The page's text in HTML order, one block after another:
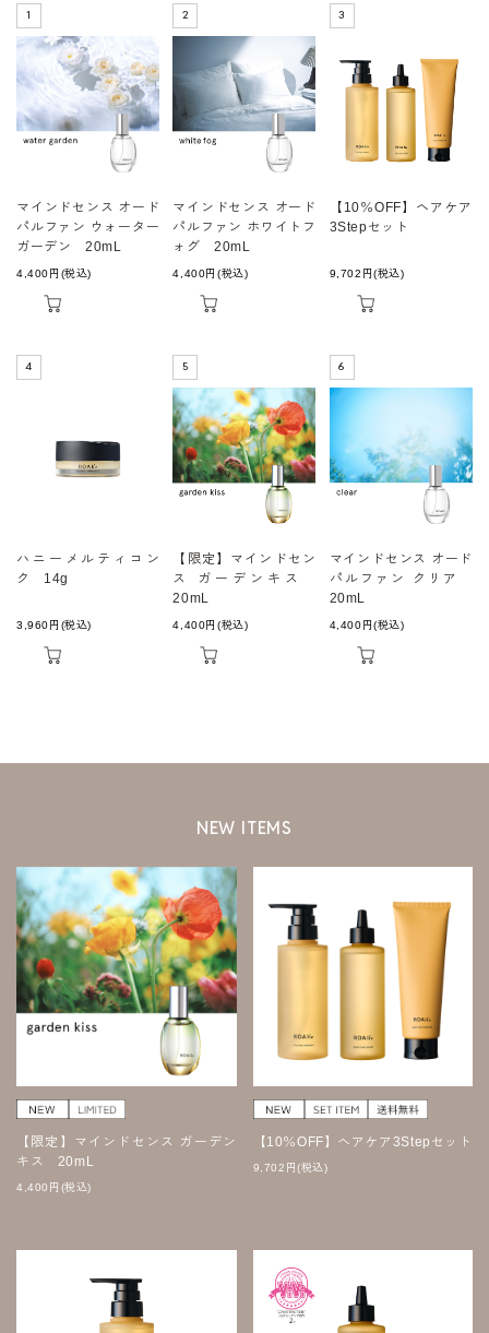
マインドセンス オード
パルファン ウォーター
ガーデン 20mL
4,400 円 (税込)
マインドセンス オード
パルファン ホワイトフ
ォグ 20mL
4,400円 (税込)
【10％OFF】ヘアケア
3Stepセット
9,702 円(税込)
ハニーメルティコン
ク 14g
3,960 円 (税込)
【限定】マインドセン
ス ガーデンキス
20mL
4,400円 (税込)
マインドセンス オード
パルファン クリア
20mL
4,400 円(税込)
NEW ITEMS
【限定】マインドセンス ガーデン
キス 20mL
4,400 円 (税込)
【10％OFF】ヘアケア3Stepセット
9,702 円(税込)